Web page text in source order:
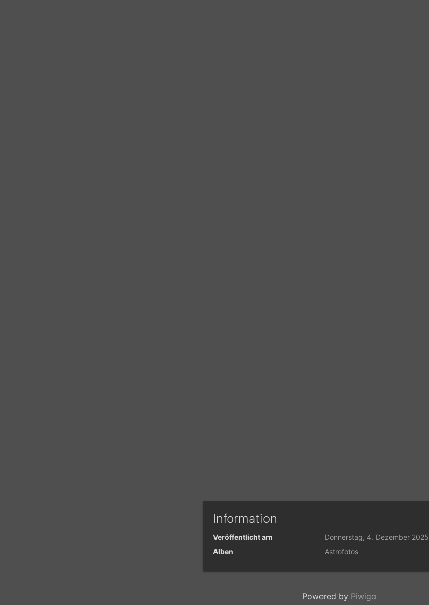
Information
Veröffentlicht am
Donnerstag, 4. Dezember 2025
Alben
Astrofotos
Powered by Piwigo